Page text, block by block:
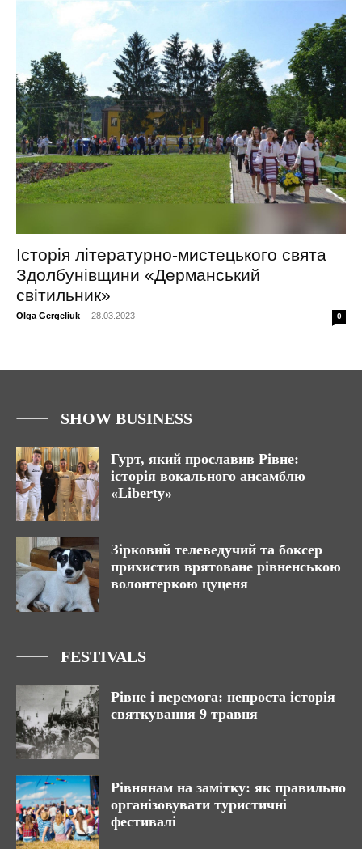
Історія літературно-мистецького свята
Здолбунівщини «Дерманський
світильник»
Olga Gergeliuk - 28.03.2023 0
SHOW BUSINESS
Гурт, який прославив Рівне:
історія вокального ансамблю
«Liberty»
Зірковий телеведучий та боксер
прихистив врятоване рівненською
волонтеркою цуценя
FESTIVALS
Рівне і перемога: непроста історія
святкування 9 травня
Рівнянам на замітку: як правильно
організовувати туристичні
фестивалі